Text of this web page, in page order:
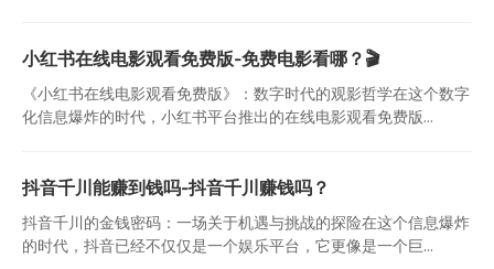
小红书在线电影观看免费版-免费电影看哪？🎬
《小红书在线电影观看免费版》：数字时代的观影哲学在这个数字
化信息爆炸的时代，小红书平台推出的在线电影观看免费版...
抖音千川能赚到钱吗-抖音千川赚钱吗？
抖音千川的金钱密码：一场关于机遇与挑战的探险在这个信息爆炸
的时代，抖音已经不仅仅是一个娱乐平台，它更像是一个巨...